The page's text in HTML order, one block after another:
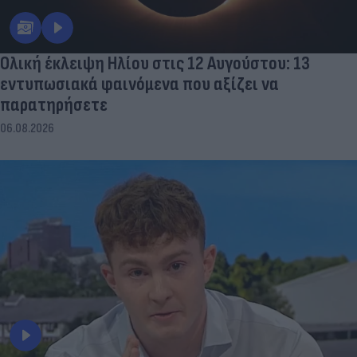
Ολική έκλειψη Ηλίου στις 12 Αυγούστου: 13
εντυπωσιακά φαινόμενα που αξίζει να
παρατηρήσετε
06.08.2026